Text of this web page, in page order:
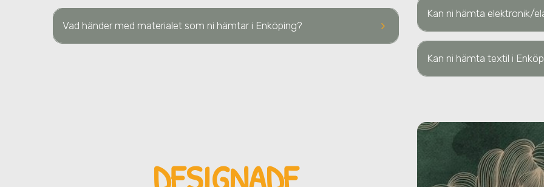
keyboard_arrow_right
Vad händer med materialet som ni hämtar i Enköping?
Kan ni hämta elektronik/
Kan ni hämta textil i